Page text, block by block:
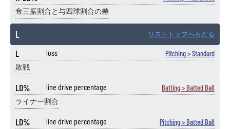
奪三振割合と与四球割合の差
L リストトップへもどる
L loss Pitching > Standard
敗戦
LD% line drive percentage Batting > Batted Ball
ライナー割合
LD% line drive percentage Pitching > Batted Ball